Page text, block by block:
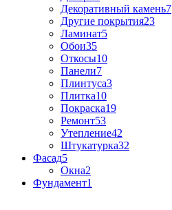
Декоративный камень7
Другие покрытия23
Ламинат5
Обои35
Откосы10
Панели7
Плинтуса3
Плитка10
Покраска19
Ремонт53
Утепление42
Штукатурка32
Фасад5
Окна2
Фундамент1